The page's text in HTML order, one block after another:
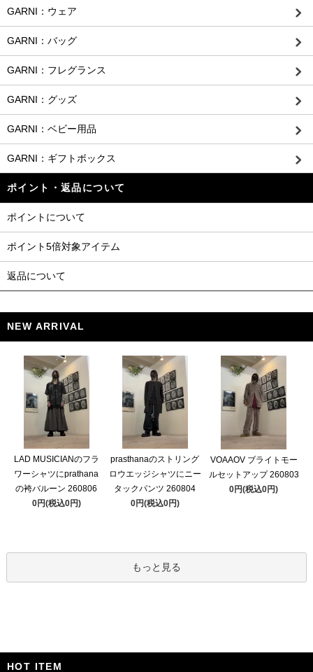
GARNI：ウェア
GARNI：バッグ
GARNI：フレグランス
GARNI：グッズ
GARNI：ベビー用品
GARNI：ギフトボックス
ポイント・返品について
ポイントについて
ポイント5倍対象アイテム
返品について
NEW ARRIVAL
LAD MUSICIANのフラ
ワーシャツにprathana
の袴バルーン 260806
0円(税込0円)
prasthanaのストリング
ロウエッジシャツにニー
タックパンツ 260804
0円(税込0円)
VOAAOV ブライトモー
ルセットアップ 260803
0円(税込0円)
もっと見る
HOT ITEM